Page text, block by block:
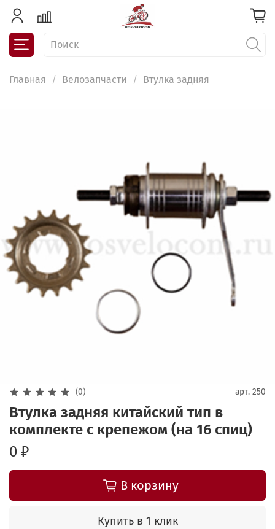
Главная Велозапчасти Втулка задняя
(0) арт. 250
Втулка задняя китайский тип в
комплекте с крепежом (на 16 спиц)
0 ₽
В корзину
Купить в 1 клик